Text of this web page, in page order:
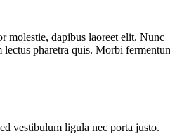
molestie, dapibus laoreet elit. Nunc
lectus pharetra quis. Morbi
vestibulum ligula nec porta justo.